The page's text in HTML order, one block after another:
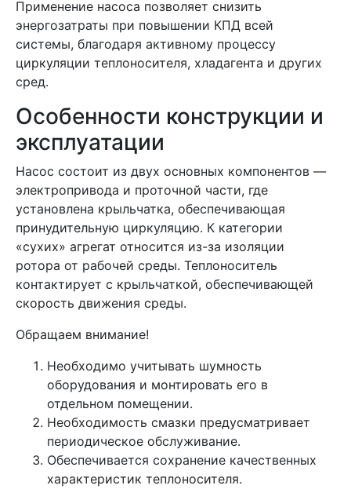
Применение насоса позволяет снизить
энергозатраты при повышении КПД всей
системы, благодаря активному процессу
циркуляции теплоносителя, хладагента и других
сред.
Особенности конструкции и
эксплуатации
Насос состоит из двух основных компонентов —
электропривода и проточной части, где
установлена крыльчатка, обеспечивающая
принудительную циркуляцию. К категории
«сухих» агрегат относится из-за изоляции
ротора от рабочей среды. Теплоноситель
контактирует с крыльчаткой, обеспечивающей
скорость движения среды.
Обращаем внимание!
Необходимо учитывать шумность
оборудования и монтировать его в
отдельном помещении.
Необходимость смазки предусматривает
периодическое обслуживание.
Обеспечивается сохранение качественных
характеристик теплоносителя.